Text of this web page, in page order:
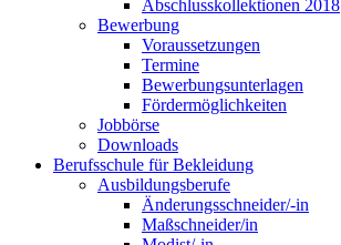
Abschlusskollektionen 2018
Bewerbung
Voraussetzungen
Termine
Bewerbungsunterlagen
Fördermöglichkeiten
Jobbörse
Downloads
Berufsschule für Bekleidung
Ausbildungsberufe
Änderungsschneider/-in
Maßschneider/in